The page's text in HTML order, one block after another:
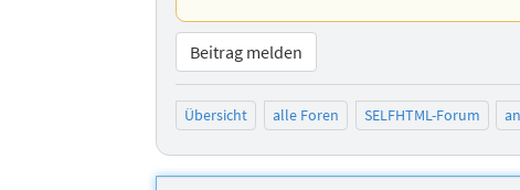
Beitrag melden
Übersicht alle Foren SELFHTML-Forum